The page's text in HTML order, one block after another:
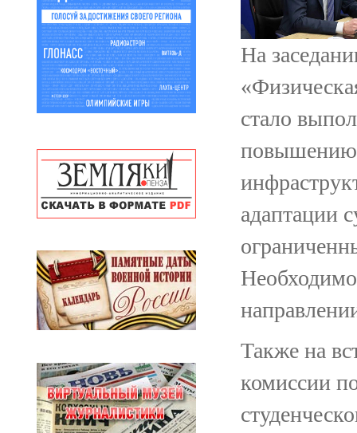
На
стало
повышению
адаптации
Необходимо
Также на
комиссии